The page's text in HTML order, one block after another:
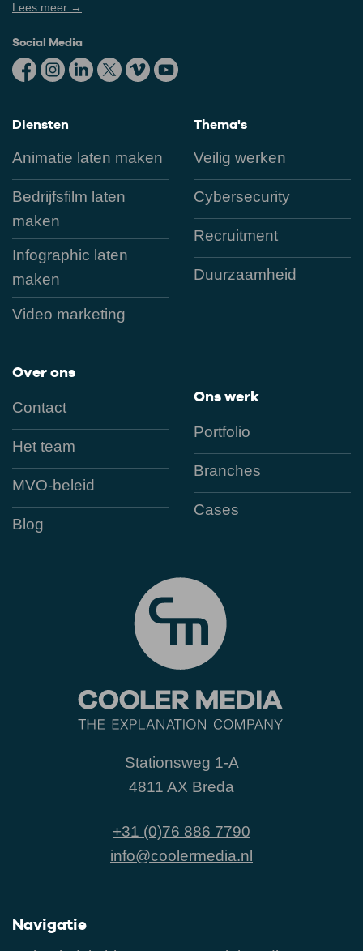
Lees meer →
Social Media
Diensten
Animatie laten maken
Bedrijfsfilm laten
maken
Infographic laten
maken
Video marketing
Over ons
Contact
Het team
MVO-beleid
Blog
Thema's
Veilig werken
Cybersecurity
Recruitment
Duurzaamheid
Ons werk
Portfolio
Branches
Cases
Stationsweg 1-A
4811 AX Breda
+31 (0)76 886 7790
info@coolermedia.nl
Navigatie